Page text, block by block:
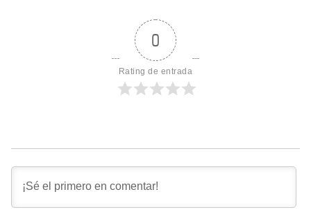
0
Rating de entrada